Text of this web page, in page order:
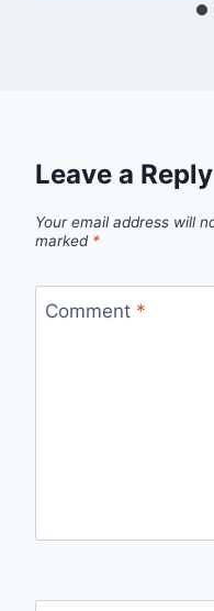
Leave a Reply
Your email address will
marked *
Comment *